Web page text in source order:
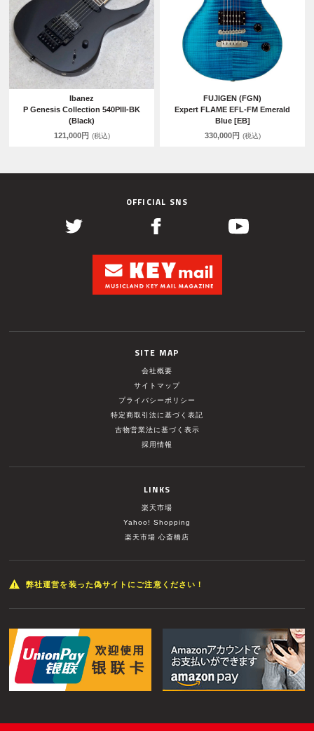
Ibanez
P Genesis Collection 540PIII-BK
(Black)
121,000円 (税込)
FUJIGEN (FGN)
Expert FLAME EFL-FM Emerald
Blue [EB]
330,000円 (税込)
OFFICIAL SNS
SITE MAP
会社概要
サイトマップ
プライバシーポリシー
特定商取引法に基づく表記
古物営業法に基づく表示
採用情報
LINKS
楽天市場
Yahoo! Shopping
楽天市場 心斎橋店
弊社運営を装った偽サイトにご注意ください！